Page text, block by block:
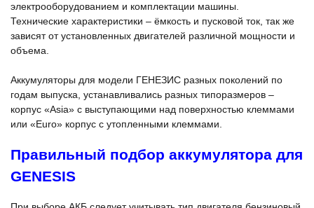
электрооборудованием и комплектации машины.
Технические характеристики – ёмкость и пусковой ток, так же
зависят от установленных двигателей различной мощности и
объема.
Аккумуляторы для модели ГЕНЕЗИС разных поколений по
годам выпуска, устанавливались разных типоразмеров –
корпус «Asia» с выступающими над поверхностью клеммами
или «Euro» корпус с утопленными клеммами.
Правильный подбор аккумулятора для
GENESIS